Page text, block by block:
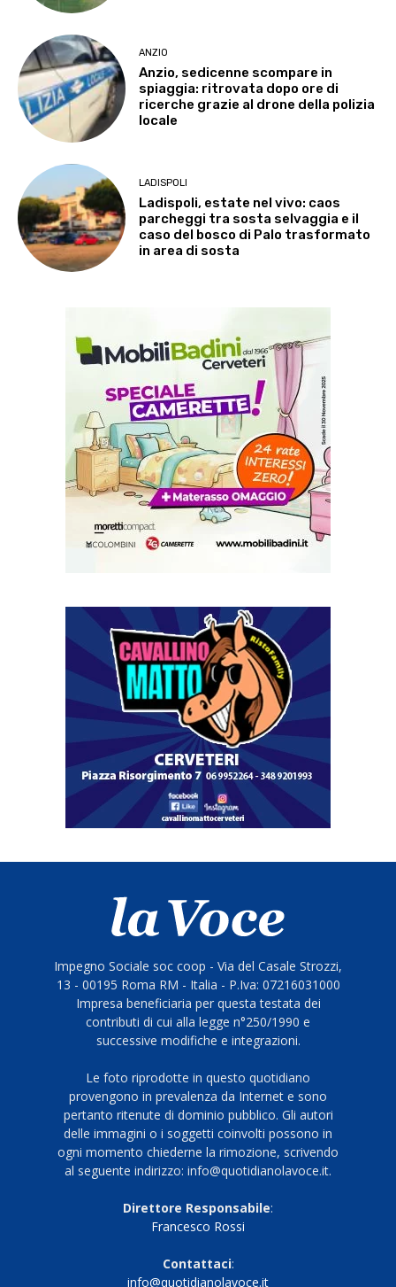
ANZIO
Anzio, sedicenne scompare in
spiaggia: ritrovata dopo ore di
ricerche grazie al drone della polizia
locale
LADISPOLI
Ladispoli, estate nel vivo: caos
parcheggi tra sosta selvaggia e il
caso del bosco di Palo trasformato
in area di sosta
Impegno Sociale soc coop - Via del Casale Strozzi,
13 - 00195 Roma RM - Italia - P.Iva: 07216031000
Impresa beneficiaria per questa testata dei
contributi di cui alla legge n°250/1990 e
successive modifiche e integrazioni.
Le foto riprodotte in questo quotidiano
provengono in prevalenza da Internet e sono
pertanto ritenute di dominio pubblico. Gli autori
delle immagini o i soggetti coinvolti possono in
ogni momento chiederne la rimozione, scrivendo
al seguente indirizzo: info@quotidianolavoce.it.
Direttore Responsabile:
Francesco Rossi
Contattaci:
info@quotidianolavoce.it